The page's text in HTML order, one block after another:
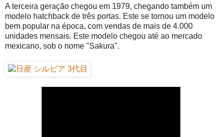
A terceira geração chegou em 1979, chegando também um
modelo hatchback de três portas. Este se tornou um modelo
bem popular na época, com vendas de mais de 4.000
unidades mensais. Este modelo chegou até ao mercado
mexicano, sob o nome "Sakura".